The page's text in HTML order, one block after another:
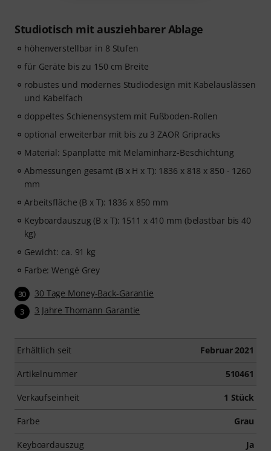
Studiotisch mit ausziehbarer Ablage
höhenverstellbar in 8 Stufen
für Geräte bis zu 150 cm Breite
robustes und modernes Studiodesign mit Kabelauslässen
und Kabelfach
doppeltes Schienensystem mit Fußboden-Rollen
optional erweiterbar mit bis zu 3 ZAOR Gripracks
Material: Spanplatte mit Melaminharz-Beschichtung
Abmessungen gesamt (B x H x T): 1836 x 818 x 850 - 1260
mm
Arbeitsfläche (B x T): 1836 x 850 mm
Keyboardauszug (B x T): 1511 x 410 mm (belastbar bis 40
kg)
Gewicht: ca. 91 kg
Farbe: Wengé Grey
30 30 Tage Money-Back-Garantie
3 3 Jahre Thomann Garantie
Erhältlich seit Februar 2021
Artikelnummer 510461
Verkaufseinheit 1 Stück
Farbe Grau
Keyboardauszug Ja